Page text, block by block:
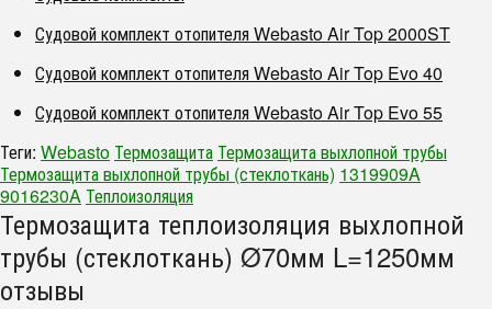
Судовой комплект отопителя Webasto Air Top 2000ST
Судовой комплект отопителя Webasto Air Top Evo 40
Судовой комплект отопителя Webasto Air Top Evo 55
Теги: Webasto Термозащита Термозащита выхлопной трубы
Термозащита выхлопной трубы (стеклоткань) 1319909A
9016230A Теплоизоляция
Термозащита теплоизоляция выхлопной
трубы (стеклоткань) Ø70мм L=1250мм
отзывы